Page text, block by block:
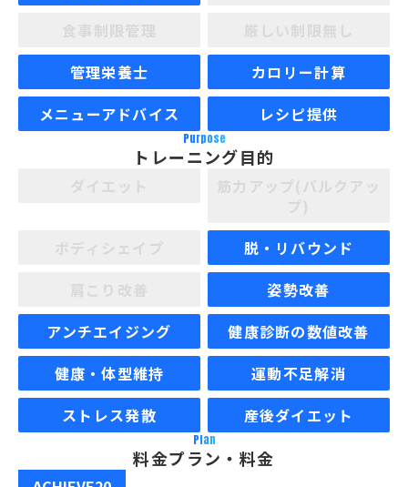
管理栄養士
カロリー計算
メニューアドバイス
レシピ提供
Purpose
トレーニング目的
脱・リバウンド
姿勢改善
アンチエイジング
健康診断の数値改善
健康・体型維持
運動不足解消
ストレス発散
産後ダイエット
Plan
料金プラン・料金